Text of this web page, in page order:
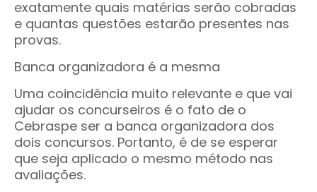
exatamente quais matérias serão cobradas
e quantas questões estarão presentes nas
provas.
Banca organizadora é a mesma
Uma coincidência muito relevante e que vai
ajudar os concurseiros é o fato de o
Cebraspe ser a banca organizadora dos
dois concursos. Portanto, é de se esperar
que seja aplicado o mesmo método nas
avaliações.